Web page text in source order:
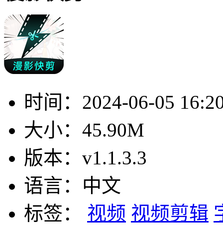
时间： 2024-06-05
大小： 45.90M
版本： v1.1.3.3
语言： 中文
标签：
视频 视频剪辑